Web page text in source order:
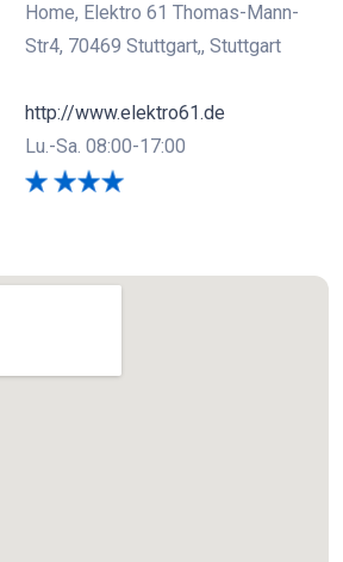
Home, Elektro 61 Thomas-Mann-
Str4, 70469 Stuttgart,, Stuttgart
http://www.elektro61.de
Lu.-Sa. 08:00-17:00